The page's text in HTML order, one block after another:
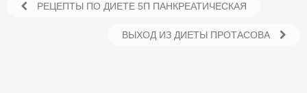
РЕЦЕПТЫ ПО ДИЕТЕ 5П ПАНКРЕАТИЧЕСКАЯ
ВЫХОД ИЗ ДИЕТЫ ПРОТАСОВА